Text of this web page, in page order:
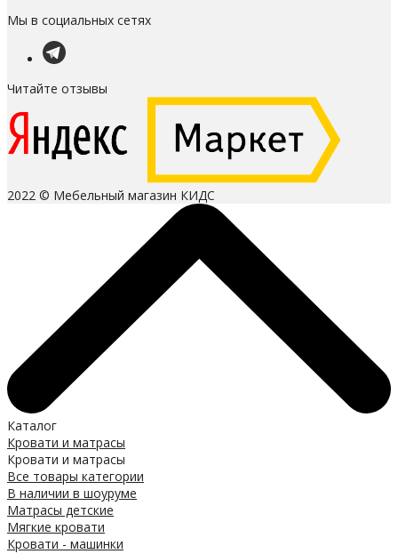
Мы в социальных сетях
Читайте отзывы
2022 © Мебельный магазин КИДС
Каталог
Кровати и матрасы
Кровати и матрасы
Все товары категории
В наличии в шоуруме
Матрасы детские
Мягкие кровати
Кровати - машинки